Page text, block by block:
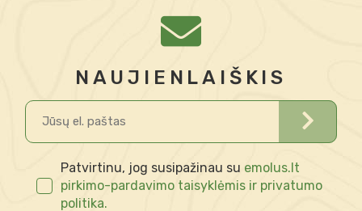
NAUJIENLAIŠKIS
Patvirtinu, jog susipažinau su emolus.lt
pirkimo-pardavimo taisyklėmis ir privatumo
politika.